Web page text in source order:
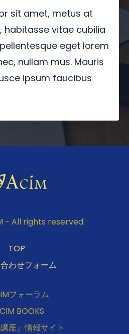
sit amet, metus at
habitasse vitae cubilia
eget lorem
nullam mus. Mauris
ipsum faucibus
- All rights reserved.
TOP
わせフォーム
フォーラム
BOOKS
座』情報サイト